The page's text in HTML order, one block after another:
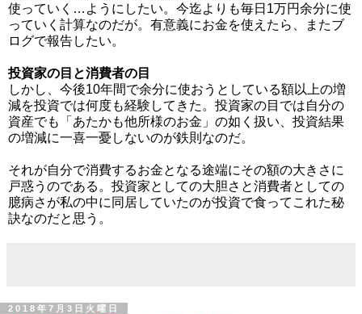
使っていく…ようにしたい。今迄よりも毎日1万円余分に使
っていく計算なのだが。有意義にお金を使えたら、またブ
ログで報告したい。
投資家の目と消費者の目
しかし、今後10年間で余分に使おうとしている額以上の増
減を投資では何度も経験してきた。投資家の目では自分の
資産でも「あたかも他所様のお金」の如く扱い、投資結果
の増減に一喜一憂しないのが鉄則なのだ。
それが自分で消費するお金となる途端にその額の大きさに
戸惑うのである。投資家としての大胆さと消費者としての
臆病さが私の中に同居していたのが投資で食ってこれた秘
訣なのだと思う。
2018年7月3日火曜日